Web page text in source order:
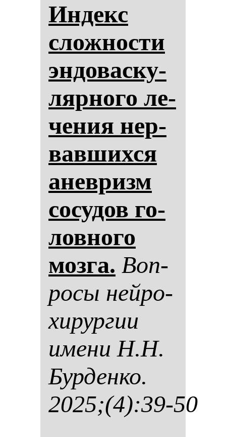
Ин­декс
слож­нос­ти
эн­до­вас­ку­
ляр­но­го ле­
че­ния нер­
вав­ших­ся
анев­ризм
со­су­дов го­
лов­но­го
моз­га. Воп­
ро­сы ней­ро­
хи­рур­гии
име­ни Н.Н.
Бур­ден­ко.
2025;(4):39-50